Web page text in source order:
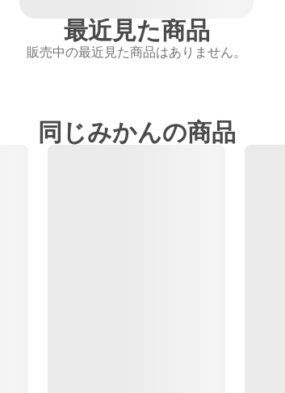
最近見た商品
販売中の最近見た商品はありません。
同じみかんの商品